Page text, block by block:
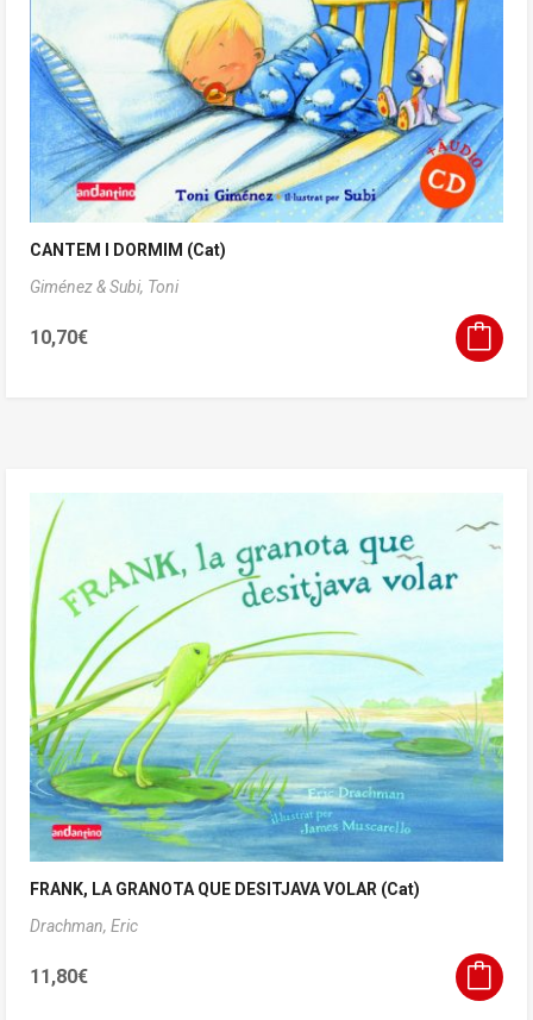
CANTEM I DORMIM (Cat)
Giménez & Subi, Toni
10,70€
FRANK, LA GRANOTA QUE DESITJAVA VOLAR (Cat)
Drachman, Eric
11,80€